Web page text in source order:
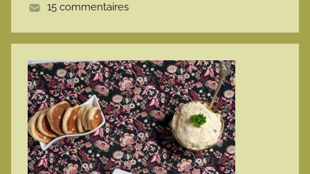
15 commentaires